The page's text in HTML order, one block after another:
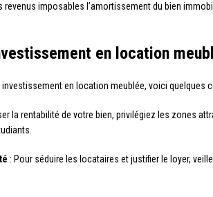
imposables l’amortissement du bien
en location
en location meublée, voici quelques
la rentabilité de votre bien, privilégiez les zones
: Pour séduire les locataires et justifier le loyer,